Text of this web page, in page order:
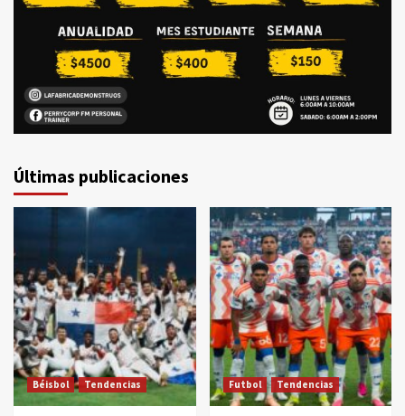
Últimas publicaciones
Béisbol Tendencias Futbol Tendencias